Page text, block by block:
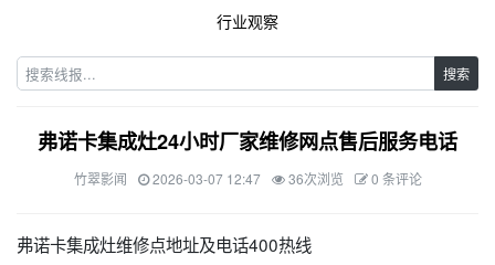
行业观察
搜索
弗诺卡集成灶24小时厂家维修网点售后服务电话
竹翠影闻 2026-03-07 12:47 36次浏览 0 条评论
弗诺卡集成灶维修点地址及电话400热线